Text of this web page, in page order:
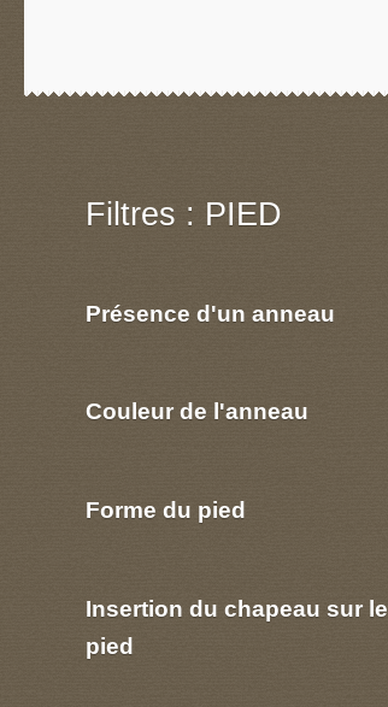
Filtres : PIED
Présence d'un anneau
Couleur de l'anneau
Forme du pied
Insertion du chapeau sur le
pied